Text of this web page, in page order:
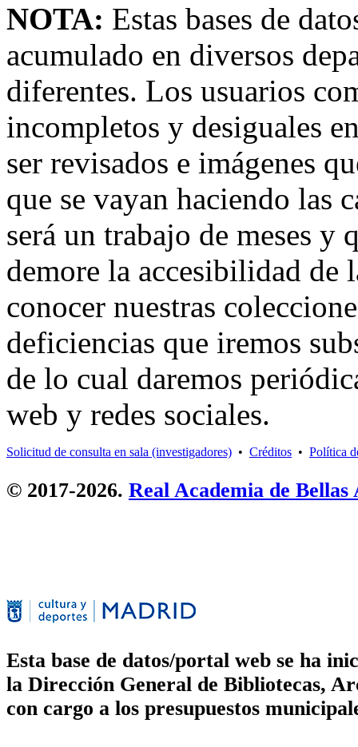
NOTA: Estas bases de
acumulado en diversos
diferentes. Los usuarios
incompletos y desiguales
ser revisados e imágenes
que se vayan haciendo las
será un trabajo de meses y
demore la accesibilidad de
conocer nuestras
deficiencias que iremos
de lo cual daremos
web y redes sociales.
Solicitud de consulta en sala (investigadores) • Créditos • Política
© 2017-2026. Real Academia de
Esta base de datos/portal web se ha
la Dirección General de Bibliotecas,
con cargo a los presupuestos